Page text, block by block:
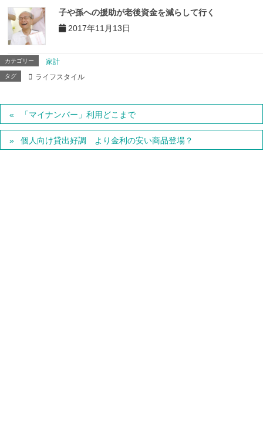
子や孫への援助が老後資金を減らして行く
2017年11月13日
カテゴリー 家計
タグ ライフスタイル
「マイナンバー」利用どこまで
個人向け貸出好調 より金利の安い商品登場？